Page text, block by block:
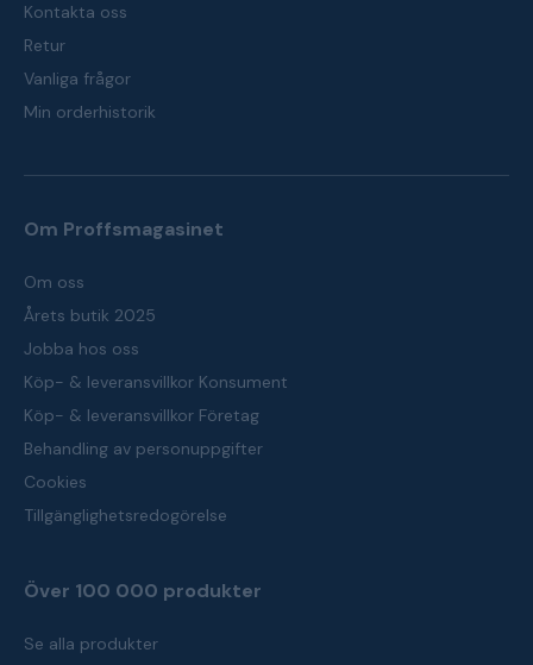
Kontakta oss
Retur
Vanliga frågor
Min orderhistorik
Om Proffsmagasinet
Om oss
Årets butik 2025
Jobba hos oss
Köp- & leveransvillkor Konsument
Köp- & leveransvillkor Företag
Behandling av personuppgifter
Cookies
Tillgänglighetsredogörelse
Över 100 000 produkter
Se alla produkter